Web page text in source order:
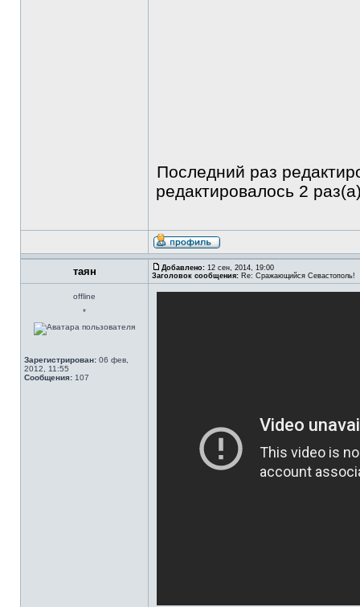
Последний раз
редактировалось 2
таян Добавлено: 12 сен, 2014, 19:00
Заголовок сообщения: Re: Сражающийся Севастополь!
offline
*
Зарегистрирован: 06 фев,
2012, 11:55
Сообщения: 107